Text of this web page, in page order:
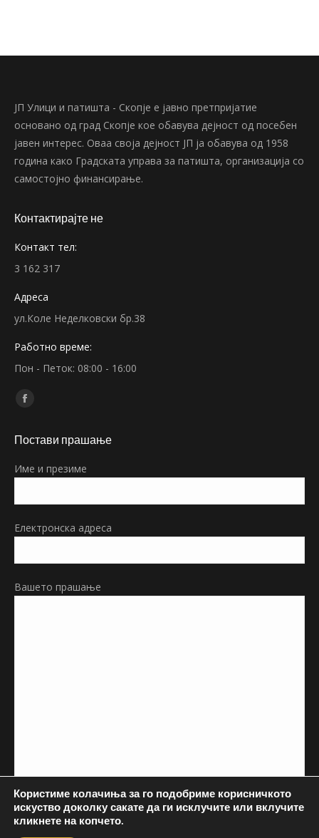
ЈП Улици и патишта - Скопје е јавно претпријатие
основано од град Скопје кое обавува дејност од посебен
јавен интерес. Оваа своја дејност ЈП ја обавува од 1958
година како Градската управа за патишта, организација со
самостојно финансирање.
Контактирајте не
Контакт тел:
3 162 317
Адреса
ул.Коле Неделковски бр.38
Работно време:
Пон - Петок: 08:00 - 16:00
Find us on:
Facebook
opens
new
Постави прашање
Име и презиме
Електронска адреса
Вашето прашање
Користиме колачиња за го подобриме корисничкото
искуство доколку сакате да ги исклучите или вклучите
кликнете на копчето.